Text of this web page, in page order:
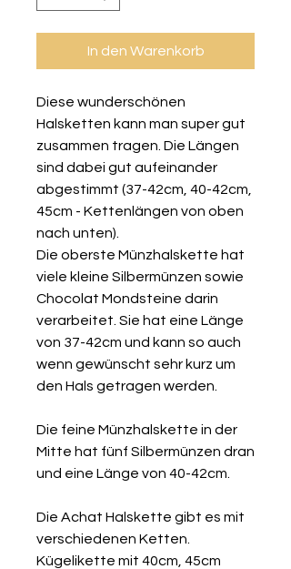
In den Warenkorb
Diese wunderschönen
Halsketten kann man super gut
zusammen tragen. Die Längen
sind dabei gut aufeinander
abgestimmt (37-42cm, 40-42cm,
45cm - Kettenlängen von oben
nach unten).
Die oberste Münzhalskette hat
viele kleine Silbermünzen sowie
Chocolat Mondsteine darin
verarbeitet. Sie hat eine Länge
von 37-42cm und kann so auch
wenn gewünscht sehr kurz um
den Hals getragen werden.
Die feine Münzhalskette in der
Mitte hat fünf Silbermünzen dran
und eine Länge von 40-42cm.
Die Achat Halskette gibt es mit
verschiedenen Ketten.
Kügelikette mit 40cm, 45cm